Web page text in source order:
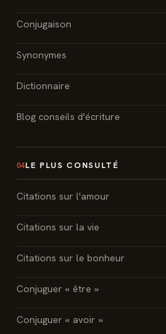
Conjugaison
Synonymes
Dictionnaire
Blog conseils d'écriture
04LE PLUS CONSULTÉ
Citations sur l'amour
Citations sur la vie
Citations sur le bonheur
Conjuguer « être »
Conjuguer « avoir »